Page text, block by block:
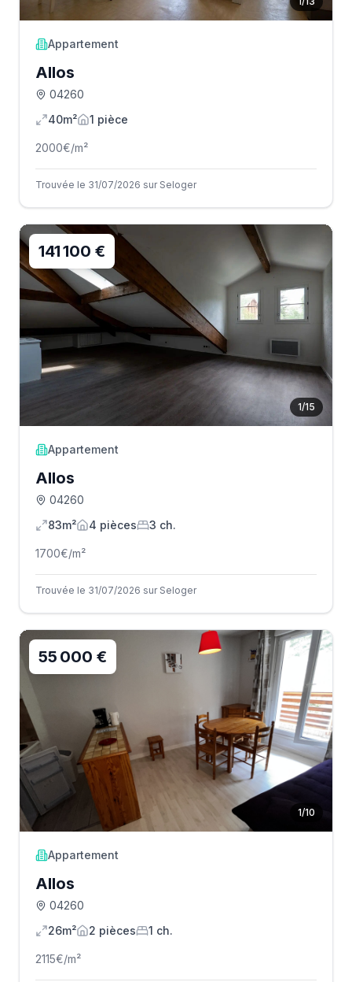
Appartement
Allos
04260
40m²
1 pièce
2000€/m²
Trouvée le 31/07/2026 sur Seloger
1/15
141 100 €
Appartement
Allos
04260
83m²
4 pièces 3 ch.
1700€/m²
Trouvée le 31/07/2026 sur Seloger
1/10
55 000 €
Appartement
Allos
04260
26m²
2 pièces 1 ch.
2115€/m²